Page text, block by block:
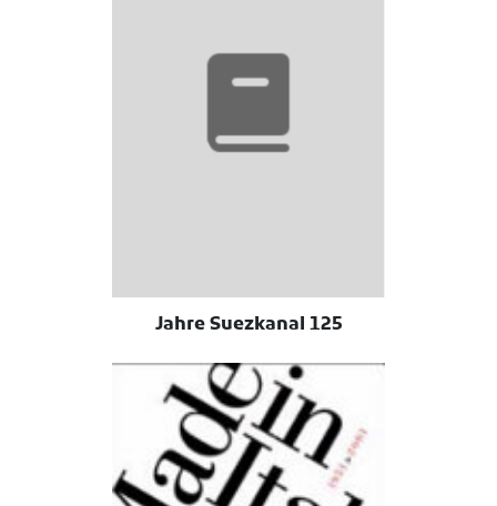
125 Jahre Suezkanal